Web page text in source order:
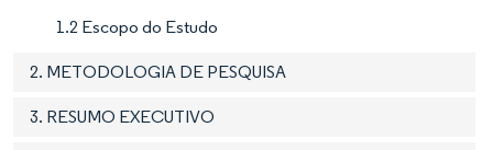
1.2 Escopo do Estudo
2. METODOLOGIA DE PESQUISA
3. RESUMO EXECUTIVO